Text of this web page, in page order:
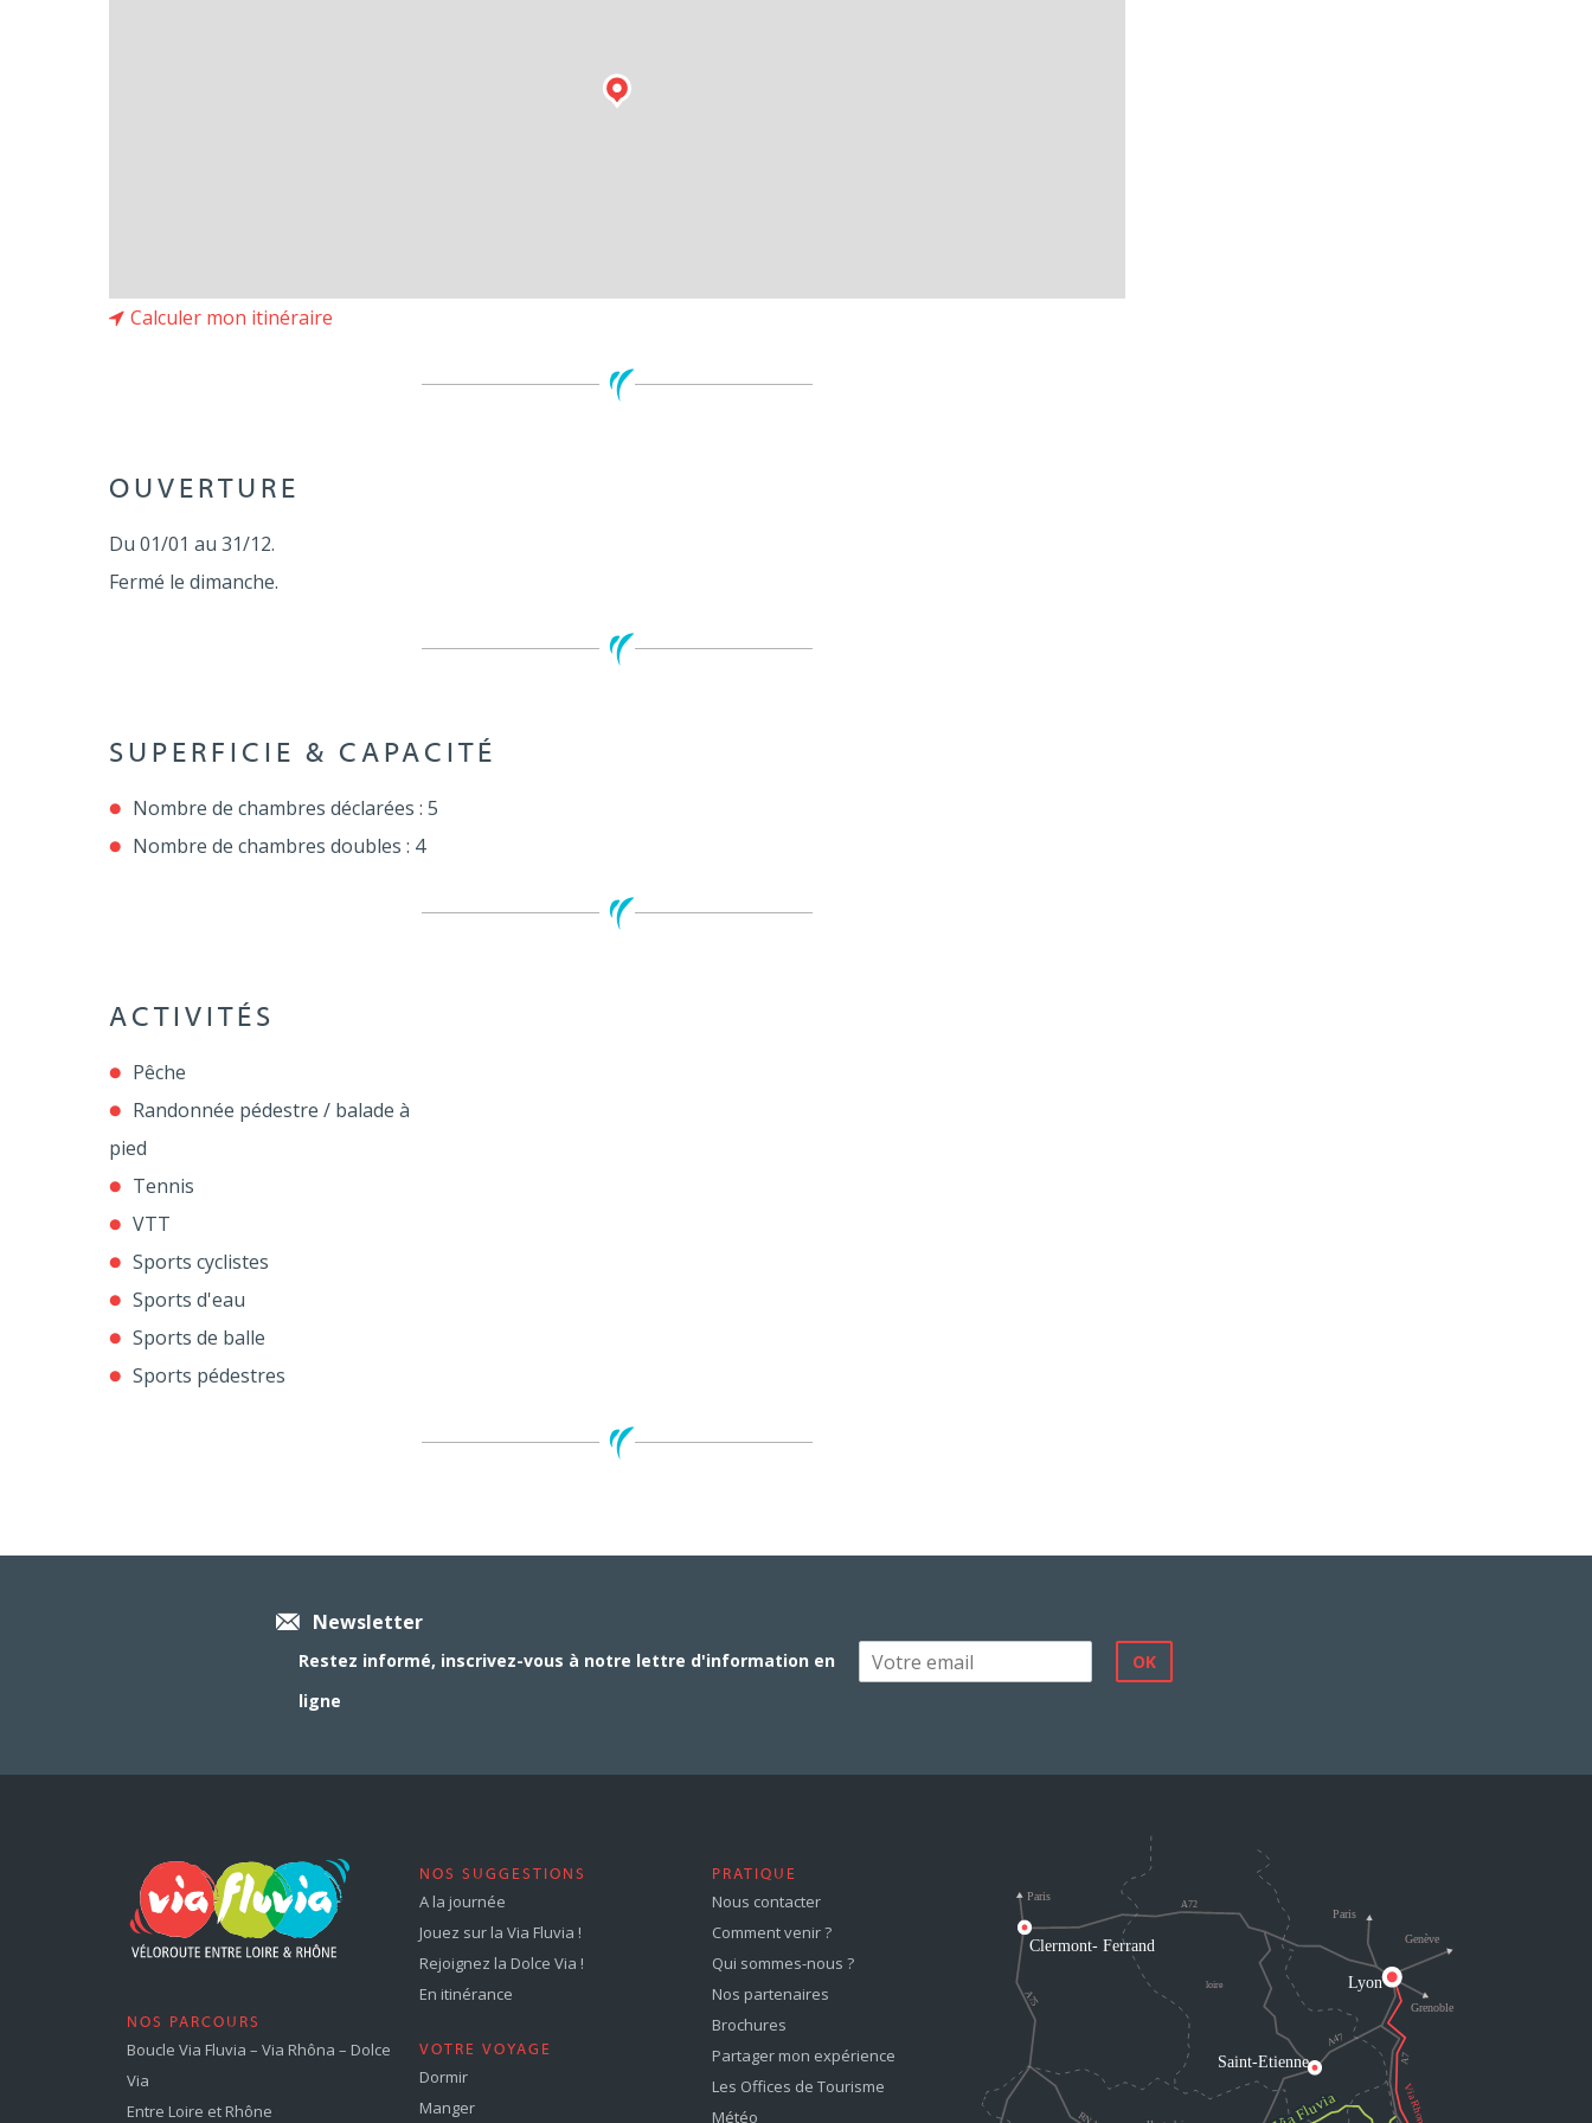
Calculer mon itinéraire
OUVERTURE
Du 01/01 au 31/12.
Fermé le dimanche.
SUPERFICIE & CAPACITÉ
Nombre de chambres déclarées : 5
Nombre de chambres doubles : 4
ACTIVITÉS
Pêche
Randonnée pédestre / balade à
pied
Tennis
VTT
Sports cyclistes
Sports d'eau
Sports de balle
Sports pédestres
Newsletter
Restez informé, inscrivez-vous à notre lettre d'information en
ligne
NOS PARCOURS
Boucle Via Fluvia – Via Rhôna – Dolce
Via
Entre Loire et Rhône
NOS SUGGESTIONS
A la journée
Jouez sur la Via Fluvia !
Rejoignez la Dolce Via !
En itinérance
VOTRE VOYAGE
Dormir
Manger
PRATIQUE
Nous contacter
Comment venir ?
Qui sommes-nous ?
Nos partenaires
Brochures
Partager mon expérience
Les Offices de Tourisme
Météo